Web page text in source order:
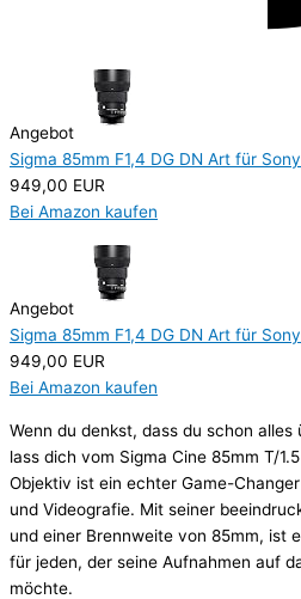
Angebot
Sigma 85mm F1,4 DG DN Art für
949,00 EUR
Bei Amazon kaufen
Angebot
Sigma 85mm F1,4 DG DN Art für
949,00 EUR
Bei Amazon kaufen
Wenn du denkst, dass du schon
lass dich vom Sigma Cine 85mm T/
Objektiv ist ein echter Game-
und Videografie. Mit seiner
und einer Brennweite von 85mm, ist
für jeden, der seine Aufnahmen auf
möchte.